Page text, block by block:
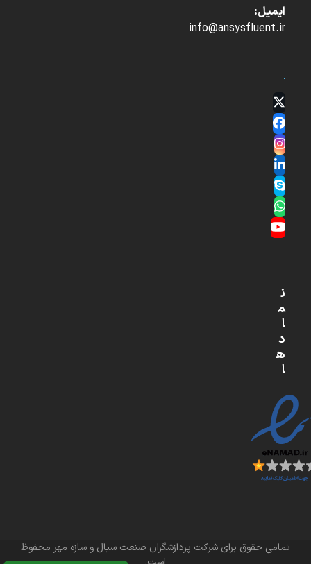
ایمیل:
info@ansysfluent.ir
Twitter
(deprecated)
Facebook
Instagram
LinkedIn
Skype
Whatsapp
YouTube
ن
م
ا
د
ه
ا
تمامی حقوق برای شرکت پردازشگران صنعت سیال و سازه مهر محفوظ